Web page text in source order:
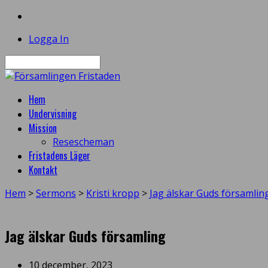
Logga In
Hem
Undervisning
Mission
Resescheman
Fristadens Läger
Kontakt
Hem >Sermons > Kristi kropp > Jag älskar Guds
Jag älskar Guds församling
10 december, 2023